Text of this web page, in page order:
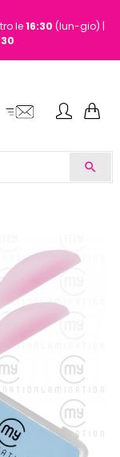
le16:30 (lun-gio) |
search